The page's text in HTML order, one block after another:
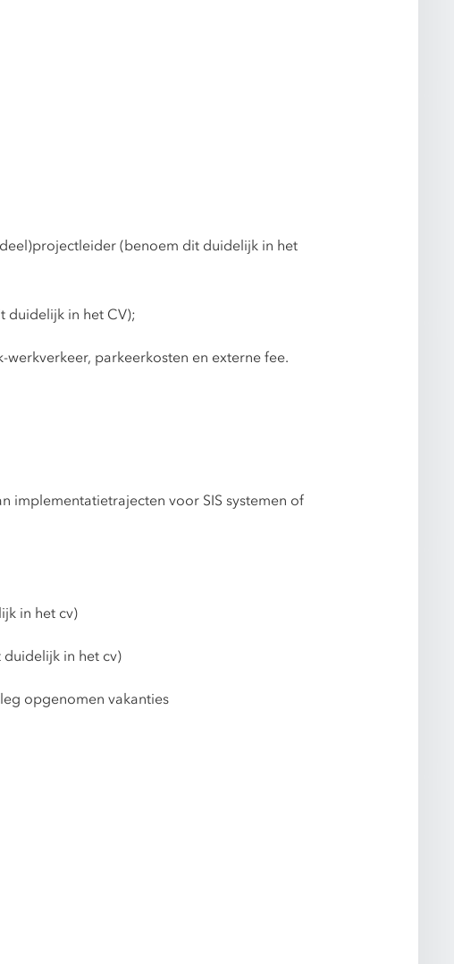
(benoem dit duidelijk in het
duidelijk in het CV);
parkeerkosten en externe fee.
implementatietrajecten voor SIS systemen of
in het cv)
in het cv)
opgenomen vakanties